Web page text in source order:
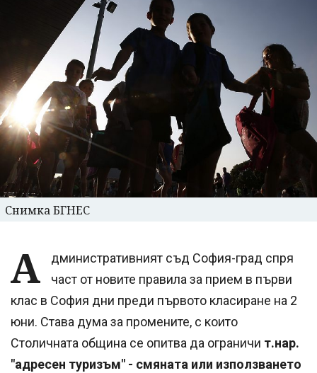
Снимка БГНЕС
А
дминистративният съд София-град спря
част от новите правила за прием в първи
клас в София дни преди първото класиране на 2
юни. Става дума за промените, с които
Столичната община се опитва да ограничи т.нар.
"адресен туризъм" - смяната или използването